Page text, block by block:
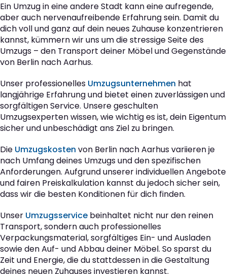
Ein Umzug in eine andere Stadt kann eine aufregende,
aber auch nervenaufreibende Erfahrung sein. Damit du
dich voll und ganz auf dein neues Zuhause konzentrieren
kannst, kümmern wir uns um die stressige Seite des
Umzugs – den Transport deiner Möbel und Gegenstände
von Berlin nach Aarhus.
Unser professionelles Umzugsunternehmen hat
langjährige Erfahrung und bietet einen zuverlässigen und
sorgfältigen Service. Unsere geschulten
Umzugsexperten wissen, wie wichtig es ist, dein Eigentum
sicher und unbeschädigt ans Ziel zu bringen.
Die Umzugskosten von Berlin nach Aarhus variieren je
nach Umfang deines Umzugs und den spezifischen
Anforderungen. Aufgrund unserer individuellen Angebote
und fairen Preiskalkulation kannst du jedoch sicher sein,
dass wir die besten Konditionen für dich finden.
Unser Umzugsservice beinhaltet nicht nur den reinen
Transport, sondern auch professionelles
Verpackungsmaterial, sorgfältiges Ein- und Ausladen
sowie den Auf- und Abbau deiner Möbel. So sparst du
Zeit und Energie, die du stattdessen in die Gestaltung
deines neuen Zuhauses investieren kannst.